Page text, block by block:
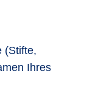
(Stifte,
Ihres